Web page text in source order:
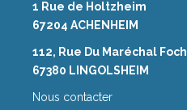
1 Rue de Holtzheim
67204 ACHENHEIM
112, Rue Du Maréchal Foch
67380 LINGOLSHEIM
Nous contacter